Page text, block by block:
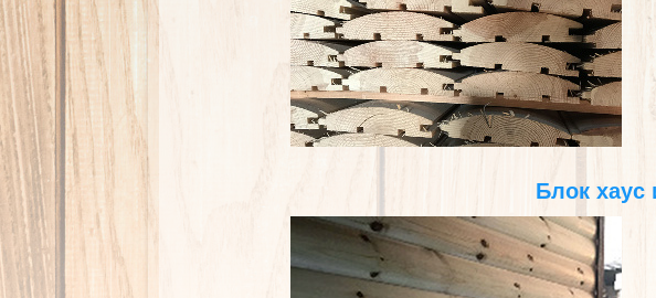
Блок хаус